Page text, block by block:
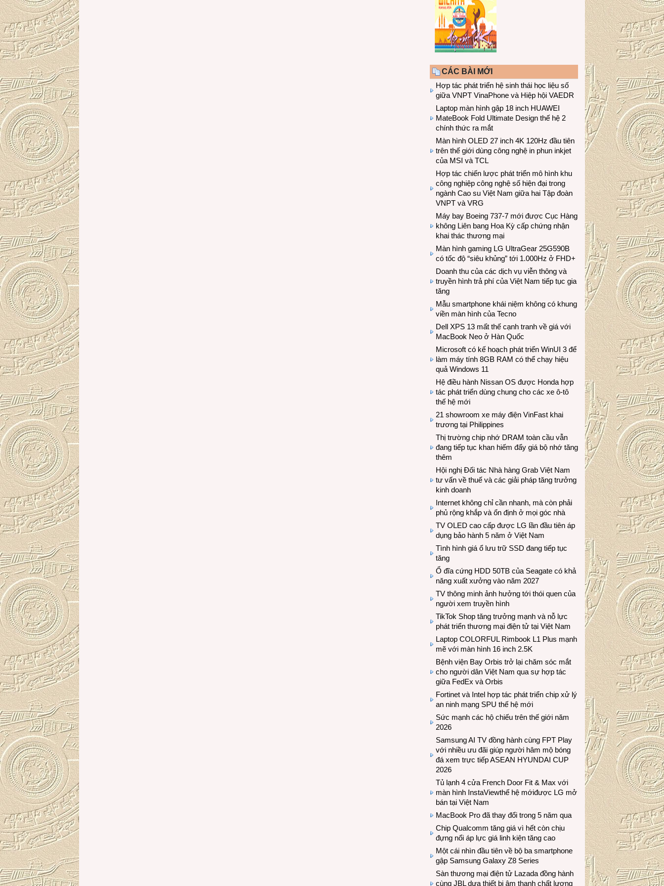
CÁC BÀI MỚI
Hợp tác phát triển hệ sinh thái học liệu số
giữa VNPT VinaPhone và Hiệp hội VAEDR
Laptop màn hình gập 18 inch HUAWEI
MateBook Fold Ultimate Design thế hệ 2
chính thức ra mắt
Màn hình OLED 27 inch 4K 120Hz đầu tiên
trên thế giới dùng công nghệ in phun inkjet
của MSI và TCL
Hợp tác chiến lược phát triển mô hình khu
công nghiệp công nghệ số hiện đại trong
ngành Cao su Việt Nam giữa hai Tập đoàn
VNPT và VRG
Máy bay Boeing 737-7 mới được Cục Hàng
không Liên bang Hoa Kỳ cấp chứng nhận
khai thác thương mại
Màn hình gaming LG UltraGear 25G590B
có tốc độ “siêu khủng” tới 1.000Hz ở FHD+
Doanh thu của các dịch vụ viễn thông và
truyền hình trả phí của Việt Nam tiếp tục gia
tăng
Mẫu smartphone khái niệm không có khung
viền màn hình của Tecno
Dell XPS 13 mất thế cạnh tranh về giá với
MacBook Neo ở Hàn Quốc
Microsoft có kế hoạch phát triển WinUI 3 để
làm máy tính 8GB RAM có thể chạy hiệu
quả Windows 11
Hệ điều hành Nissan OS được Honda hợp
tác phát triển dùng chung cho các xe ô-tô
thế hệ mới
21 showroom xe máy điện VinFast khai
trương tại Philippines
Thị trường chip nhớ DRAM toàn cầu vẫn
đang tiếp tục khan hiếm đẩy giá bộ nhớ tăng
thêm
Hội nghị Đối tác Nhà hàng Grab Việt Nam
tư vấn về thuế và các giải pháp tăng trưởng
kinh doanh
Internet không chỉ cần nhanh, mà còn phải
phủ rộng khắp và ổn định ở mọi góc nhà
TV OLED cao cấp được LG lần đầu tiên áp
dụng bảo hành 5 năm ở Việt Nam
Tình hình giá ổ lưu trữ SSD đang tiếp tục
tăng
Ổ đĩa cứng HDD 50TB của Seagate có khả
năng xuất xưởng vào năm 2027
TV thông minh ảnh hưởng tới thói quen của
người xem truyền hình
TikTok Shop tăng trưởng mạnh và nỗ lực
phát triển thương mại điện tử tại Việt Nam
Laptop COLORFUL Rimbook L1 Plus mạnh
mẽ với màn hình 16 inch 2.5K
Bệnh viện Bay Orbis trở lại chăm sóc mắt
cho người dân Việt Nam qua sự hợp tác
giữa FedEx và Orbis
Fortinet và Intel hợp tác phát triển chip xử lý
an ninh mạng SPU thế hệ mới
Sức mạnh các hộ chiếu trên thế giới năm
2026
Samsung AI TV đồng hành cùng FPT Play
với nhiều ưu đãi giúp người hâm mộ bóng
đá xem trực tiếp ASEAN HYUNDAI CUP
2026
Tủ lạnh 4 cửa French Door Fit & Max với
màn hình InstaViewthế hệ mớiđược LG mở
bán tại Việt Nam
MacBook Pro đã thay đổi trong 5 năm qua
Chip Qualcomm tăng giá vì hết còn chịu
đựng nổi áp lực giá linh kiện tăng cao
Một cái nhìn đầu tiên về bộ ba smartphone
gập Samsung Galaxy Z8 Series
Sàn thương mại điện tử Lazada đồng hành
cùng JBL dưa thiết bị âm thanh chất lượng